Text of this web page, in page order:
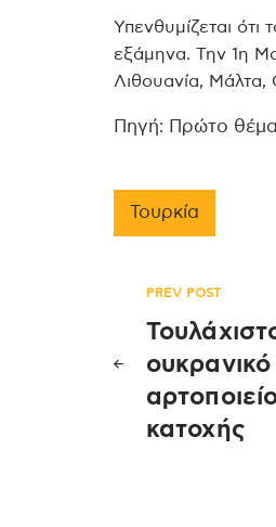
Υπενθυμίζεται
εξάμηνα. Την 1η
Λιθουανία, Μάλτα,
Πηγή: Πρώτο θέμα
Τουρκία
PREV POST
κατοχής